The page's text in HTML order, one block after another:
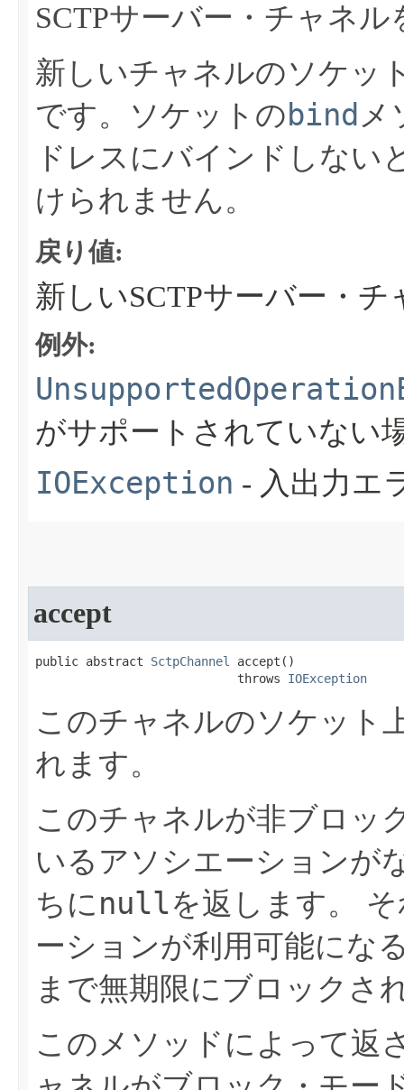
SCTPサーバー・チャネ
新しいチャネルのソケッ
です。ソケットの bind メ
ドレスにバインドしない
けられません。
戻り値:
新しいSCTPサーバー・チ
例外:
がサポートされていない
IOException - 入出力エ
accept
public abstract SctpChannel
accept​()
                            throws
IOException
このチャネルのソケット
れます。
このチャネルが非ブロッ
いるアソシエーションが
ちにnullを返します。
ーションが利用可能にな
まで無期限にブロックさ
このメソッドによって返